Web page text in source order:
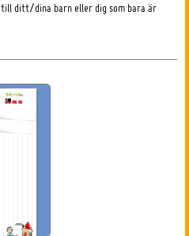
till ditt/dina barn eller dig som bara är